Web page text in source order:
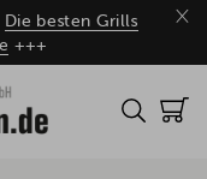
×
Die besten Grills
+++